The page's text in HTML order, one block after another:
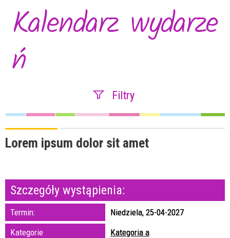
Kalendarz wydarze
ń
Filtry
Trwające w
zakresie
Lorem ipsum dolor sit amet
Szczegóły wystąpienia:
Termin:
Niedziela, 25-04-2027
Kategorie
Kategoria a